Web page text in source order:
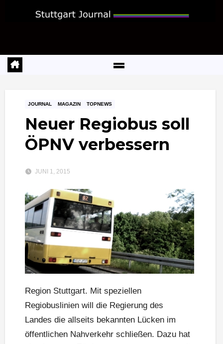
JOURNAL MAGAZIN TOPNEWS
Neuer Regiobus soll
ÖPNV verbessern
JUNI 1, 2015
Region Stuttgart. Mit speziellen
Regiobuslinien will die Regierung des
Landes die allseits bekannten Lücken im
öffentlichen Nahverkehr schließen. Dazu hat